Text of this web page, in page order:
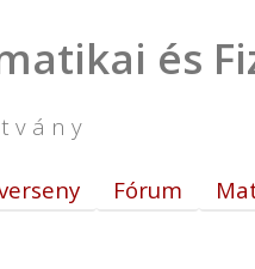
és
Fórum